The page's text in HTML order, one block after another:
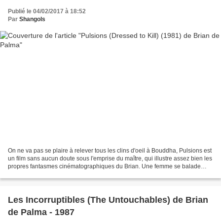
Publié le 04/02/2017 à 18:52
Par Shangols
On ne va pas se plaire à relever tous les clins d'oeil à Bouddha, Pulsions est
un film sans aucun doute sous l'emprise du maître, qui illustre assez bien les
propres fantasmes cinématographiques du Brian. Une femme se balade
Les Incorruptibles (The Untouchables) de Brian
de Palma - 1987